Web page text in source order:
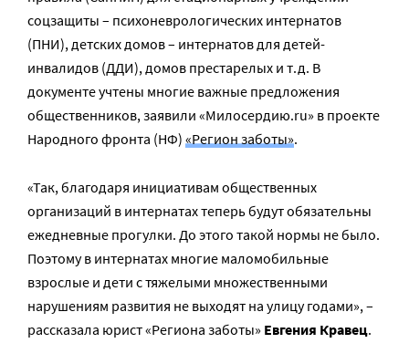
соцзащиты – психоневрологических интернатов
(ПНИ), детских домов – интернатов для детей-
инвалидов (ДДИ), домов престарелых и т.д. В
документе учтены многие важные предложения
общественников, заявили «Милосердию.ru» в проекте
Народного фронта (НФ) «Регион заботы».
«Так, благодаря инициативам общественных
организаций в интернатах теперь будут обязательны
ежедневные прогулки. До этого такой нормы не было.
Поэтому в интернатах многие маломобильные
взрослые и дети с тяжелыми множественными
нарушениям развития не выходят на улицу годами», –
рассказала юрист «Региона заботы» Евгения Кравец.